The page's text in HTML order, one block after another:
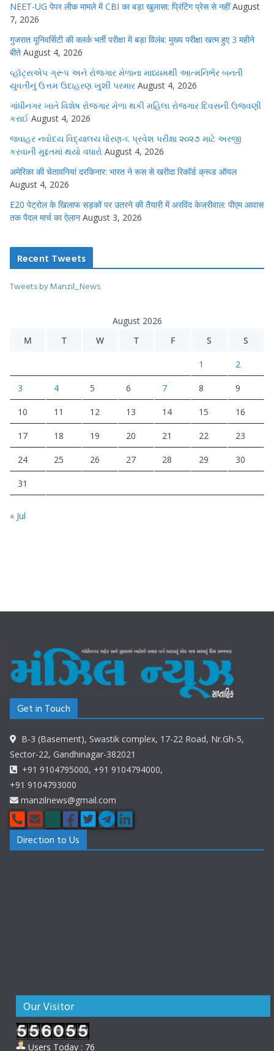
NEET-UG पेपर लीक मामले में CBI का बड़ा खुलासा: प्रिंटिंग प्रेस से नहीं August
7, 2026
गुजरात यूनिवर्सिटी की क्लर्क भर्ती परीक्षा में बड़ा विलंब: मुख्य परीक्षा खत्म हुए 3 महीने
बीते August 4, 2026
વ્હૉટ્સએપ ગ્રૂપ અને રોજગાર મેળાના માધ્યમથી આત્મનિર્ભર બનતી
યુવતીનું ઉત્તમ ઉદાહરણ ખુશી પરમાર August 4, 2026
ગાંધીનગર ખાતે વિશેષ રોજગાર મેળા થકી મહિલા રોજગાર દિવસની ઉજવણી
કરાઈ August 4, 2026
જવાહર નવોદય વિદ્યાલય ધોરણ-૬ પ્રવેશ પરીક્ષા ૨૦૨૭ માટે અરજી
કરવાની મુદ્દતમાં થયો વધારો August 4, 2026
अमेरिका की चेतावनियां दरकिनार: भारत ने रूस से खरीदा रिकॉर्ड क्रूड ऑयल
August 4, 2026
E20 पेट्रोल के खिलाफ सड़कों पर उतरने की तैयारी में अरविंद केजरीवाल: पीएम आवास
तक पैदल मार्च का ऐलान August 3, 2026
Recent Tweets
Tweets by Manzil_News
August 2026
M
T W T F S S
1 2
3 4 5 6 7 8 9
10 11 12 13 14 15 16
17 18 19 20 21 22 23
24 25 26 27 28 29 30
31
« Jul
Get in Touch
B-3 (Basement), Swastik complex, 17-22 Road, Nr.Gh-5,
Sector-22, Gandhinagar-382021
+91 9104795000, +91 9104794000,
+91 9104793000
manzilnews@gmail.com
Direction to Us
Our Visitor
Users Today : 76